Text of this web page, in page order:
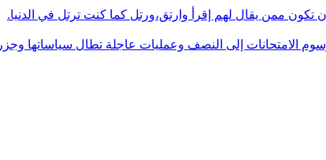
تكون ممن يقال لهم إقرأ وارتق،ورتل كما كنت ترتل في الدنيا.
الامتحانات إلى النصف وعمليات عاجلة تطال سياساتها